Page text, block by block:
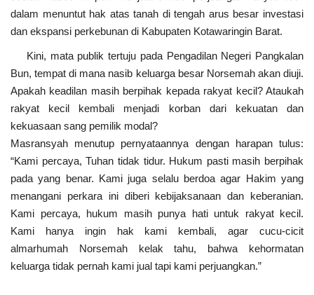
dalam menuntut hak atas tanah di tengah arus besar investasi
dan ekspansi perkebunan di Kabupaten Kotawaringin Barat.
Kini, mata publik tertuju pada Pengadilan Negeri Pangkalan
Bun, tempat di mana nasib keluarga besar Norsemah akan diuji.
Apakah keadilan masih berpihak kepada rakyat kecil? Ataukah
rakyat kecil kembali menjadi korban dari kekuatan dan
kekuasaan sang pemilik modal?
Masransyah menutup pernyataannya dengan harapan tulus:
“Kami percaya, Tuhan tidak tidur. Hukum pasti masih berpihak
pada yang benar. Kami juga selalu berdoa agar Hakim yang
menangani perkara ini diberi kebijaksanaan dan keberanian.
Kami percaya, hukum masih punya hati untuk rakyat kecil.
Kami hanya ingin hak kami kembali, agar cucu-cicit
almarhumah Norsemah kelak tahu, bahwa kehormatan
keluarga tidak pernah kami jual tapi kami perjuangkan.”